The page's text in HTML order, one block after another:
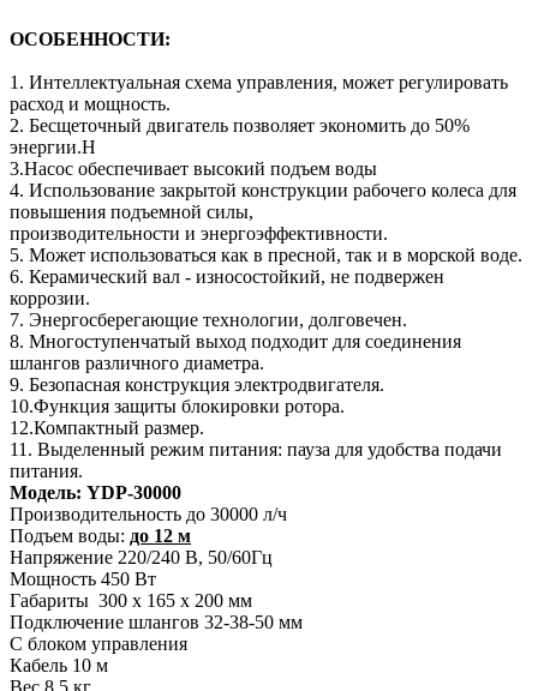
ОСОБЕННОСТИ:
1. Интеллектуальная схема управления, может регулировать
расход и мощность.
2. Бесщеточный двигатель позволяет экономить до 50%
энергии.Н
3.Насос обеспечивает высокий подъем воды
4. Использование закрытой конструкции рабочего колеса для
повышения подъемной силы,
производительности и энергоэффективности.
5. Может использоваться как в пресной, так и в морской воде.
6. Керамический вал - износостойкий, не подвержен
коррозии.
7. Энергосберегающие технологии, долговечен.
8. Многоступенчатый выход подходит для соединения
шлангов различного диаметра.
9. Безопасная конструкция электродвигателя.
10.Функция защиты блокировки ротора.
12.Компактный размер.
11. Выделенный режим питания: пауза для удобства подачи
питания.
Модель: YDP-30000
Производительность до 30000 л/ч
Подъем воды: до 12 м
Напряжение 220/240 В, 50/60Гц
Мощность 450 Вт
Габариты 300 x 165 x 200 мм
Подключение шлангов 32-38-50 мм
С блоком управления
Кабель 10 м
Вес 8,5 кг